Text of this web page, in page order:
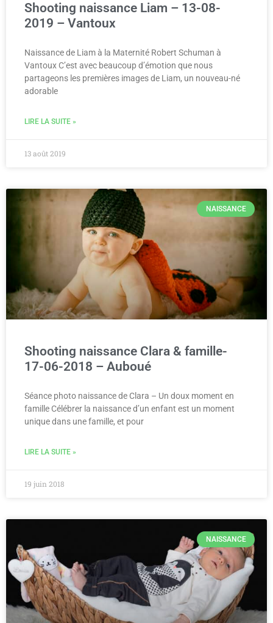
Shooting naissance Liam – 13-08-
2019 – Vantoux
Naissance de Liam à la Maternité Robert Schuman à
Vantoux C’est avec beaucoup d’émotion que nous
partageons les premières images de Liam, un nouveau-né
adorable
LIRE LA SUITE »
13 août 2019
NAISSANCE
Shooting naissance Clara & famille-
17-06-2018 – Auboué
Séance photo naissance de Clara – Un doux moment en
famille Célébrer la naissance d’un enfant est un moment
unique dans une famille, et pour
LIRE LA SUITE »
19 juin 2018
NAISSANCE